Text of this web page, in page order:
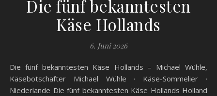
Die fünf bekanntesten
Käse Hollands
6. Juni 2026
Die fünf bekanntesten Käse Hollands – Michael Wühle,
Käsebotschafter Michael Wühle · Käse-Sommelier ·
Niederlande Die fünf bekanntesten Käse Hollands Holland